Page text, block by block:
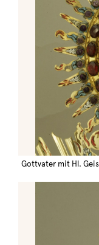
Gottvater mit Hl.